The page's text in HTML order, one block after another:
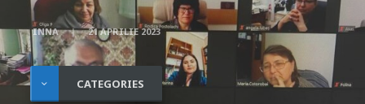
INNA 21 APRILIE 2023
CATEGORIES